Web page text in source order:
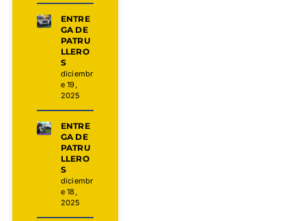
ENTRE
GA DE
PATRU
LLERO
S
diciembr
e 19,
2025
ENTRE
GA DE
PATRU
LLERO
S
diciembr
e 18,
2025